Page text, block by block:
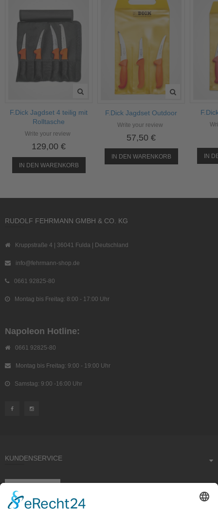
F.Dick Jagdset 4 teilig mit
Rolltasche
Write your review
129,00 €
IN DEN WARENKORB
F.Dick Jagdset Outdoor
Write your review
57,50 €
IN DEN WARENKORB IN
RUDOLF FEHRMANN GMBH & CO. KG
Kruppstraße 4 | 36041 Fulda | Deutschland
info@fehrmann-shop.de
0661 92825-80
Montag bis Freitag: 8:00 - 17:00 Uhr
Napoleon Hotline:
0661 92825-80
Montag bis Freitag: 9:00 - 19:00 Uhr
Samstag: 9:00 -16:00 Uhr
KUNDENSERVICE
RECHTLICHES